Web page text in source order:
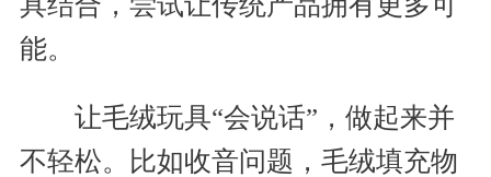
能。
让毛绒玩具“会说话”，做起来并
不轻松。比如收音问题，毛绒填充物